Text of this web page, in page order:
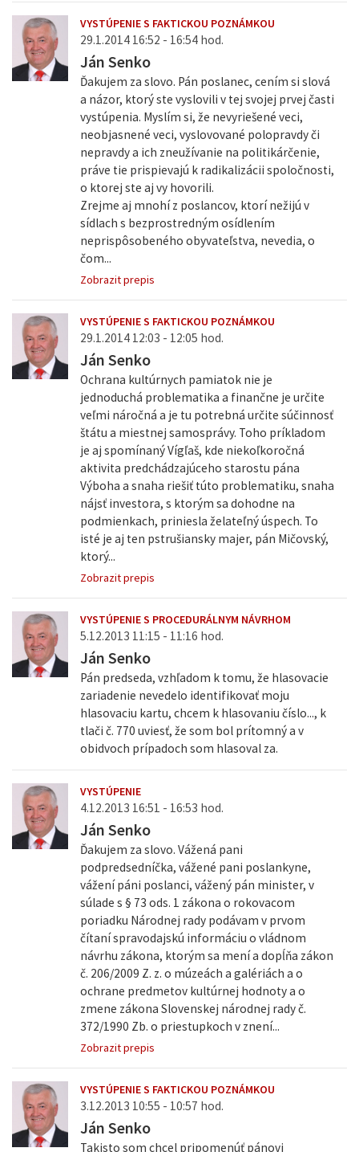
VYSTÚPENIE S FAKTICKOU POZNÁMKOU
29.1.2014 16:52 - 16:54 hod.
Ján Senko
Ďakujem za slovo. Pán poslanec, cením si slová
a názor, ktorý ste vyslovili v tej svojej prvej časti
vystúpenia. Myslím si, že nevyriešené veci,
neobjasnené veci, vyslovované polopravdy či
nepravdy a ich zneužívanie na politikárčenie,
práve tie prispievajú k radikalizácii spoločnosti,
o ktorej ste aj vy hovorili.
Zrejme aj mnohí z poslancov, ktorí nežijú v
sídlach s bezprostredným osídlením
neprispôsobeného obyvateľstva, nevedia, o
čom...
Zobrazit prepis
VYSTÚPENIE S FAKTICKOU POZNÁMKOU
29.1.2014 12:03 - 12:05 hod.
Ján Senko
Ochrana kultúrnych pamiatok nie je
jednoduchá problematika a finančne je určite
veľmi náročná a je tu potrebná určite súčinnosť
štátu a miestnej samosprávy. Toho príkladom
je aj spomínaný Vígľaš, kde niekoľkoročná
aktivita predchádzajúceho starostu pána
Výboha a snaha riešiť túto problematiku, snaha
nájsť investora, s ktorým sa dohodne na
podmienkach, priniesla želateľný úspech. To
isté je aj ten pstrušiansky majer, pán Mičovský,
ktorý...
Zobrazit prepis
VYSTÚPENIE S PROCEDURÁLNYM NÁVRHOM
5.12.2013 11:15 - 11:16 hod.
Ján Senko
Pán predseda, vzhľadom k tomu, že hlasovacie
zariadenie nevedelo identifikovať moju
hlasovaciu kartu, chcem k hlasovaniu číslo..., k
tlači č. 770 uviesť, že som bol prítomný a v
obidvoch prípadoch som hlasoval za.
VYSTÚPENIE
4.12.2013 16:51 - 16:53 hod.
Ján Senko
Ďakujem za slovo. Vážená pani
podpredsedníčka, vážené pani poslankyne,
vážení páni poslanci, vážený pán minister, v
súlade s § 73 ods. 1 zákona o rokovacom
poriadku Národnej rady podávam v prvom
čítaní spravodajskú informáciu o vládnom
návrhu zákona, ktorým sa mení a dopĺňa zákon
č. 206/2009 Z. z. o múzeách a galériách a o
ochrane predmetov kultúrnej hodnoty a o
zmene zákona Slovenskej národnej rady č.
372/1990 Zb. o priestupkoch v znení...
Zobrazit prepis
VYSTÚPENIE S FAKTICKOU POZNÁMKOU
3.12.2013 10:55 - 10:57 hod.
Ján Senko
Takisto som chcel pripomenúť pánovi